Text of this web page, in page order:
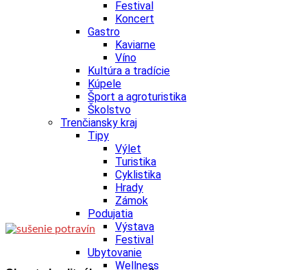
Festival
Koncert
Gastro
Kaviarne
Víno
Kultúra a tradície
Kúpele
Šport a agroturistika
Školstvo
Trenčiansky kraj
Tipy
Výlet
Turistika
Cyklistika
Hrady
Zámok
Podujatia
Výstava
Festival
Ubytovanie
Wellness